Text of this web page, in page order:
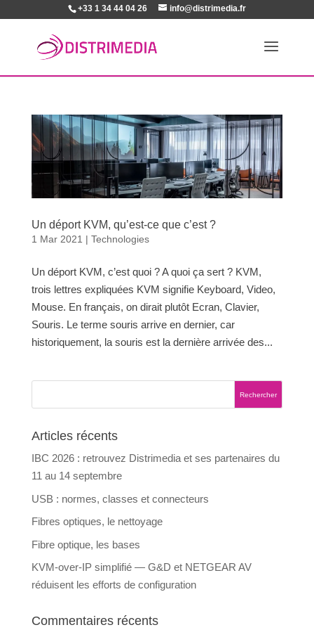
+33 1 34 44 04 26 info@distrimedia.fr
Un déport KVM, qu’est-ce que c’est ?
1 Mar 2021 | Technologies
Un déport KVM, c’est quoi ? A quoi ça sert ? KVM,
trois lettres expliquées KVM signifie Keyboard, Video,
Mouse. En français, on dirait plutôt Ecran, Clavier,
Souris. Le terme souris arrive en dernier, car
historiquement, la souris est la dernière arrivée des...
Articles récents
IBC 2026 : retrouvez Distrimedia et ses partenaires du
11 au 14 septembre
USB : normes, classes et connecteurs
Fibres optiques, le nettoyage
Fibre optique, les bases
KVM-over-IP simplifié — G&D et NETGEAR AV
réduisent les efforts de configuration
Commentaires récents